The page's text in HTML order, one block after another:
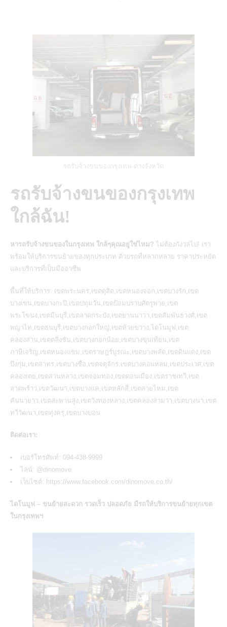
รถรับจ้างขนของกรุงเทพ-ต่างจังหวัด
รถรับจ้างขนของกรุงเทพ
ใกล้ฉัน!
หารถรับจ้างขนของในกรุงเทพ ใกล้ๆคุณอยู่ใช่ไหม? ไม่ต้องกังวลไป! เรา
พร้อมให้บริการขนย้ายของทุกประเภท ด้วยรถที่หลากหลาย ราคาประหยัด
และบริการที่เป็นมืออาชีพ
พื้นที่ให้บริการ: เขตพระนคร,เขตดุสิต,เขตหนองจอก,เขตบางรัก,เขต
บางเขน,เขตบางกะปิ,เขตปทุมวัน,เขตป้อมปราบศัตรูพ่าย,เขต
พระโขนง,เขตมีนบุรี,เขตลาดกระบัง,เขตยานนาวา,เขตสัมพันธวงศ์,เขต
พญาไท,เขตธนบุรี,เขตบางกอกใหญ่,เขตห้วยขวาง,ไดโนมูฟ,เขต
คลองสาน,เขตตลิ่งชัน,เขตบางกอกน้อย,เขตบางขุนเทียน,เขต
ภาษีเจริญ,เขตหนองแขม,เขตราษฎร์บูรณะ,เขตบางพลัด,เขตดินแดง,เขต
บึงกุ่ม,เขตสาทร,เขตบางซื่อ,เขตจตุจักร,เขตบางคอแหลม,เขตประเวศ,เขต
คลองเตย,เขตสวนหลวง,เขตจอมทอง,เขตดอนเมือง,เขตราชเทวี,เขต
ลาดพร้าว,เขตวัฒนา,เขตบางแค,เขตหลักสี่,เขตสายไหม,เขต
คันนายาว,เขตสะพานสูง,เขตวังทองหลาง,เขตคลองสามวา,เขตบางนา,เขต
ทวีวัฒนา,เขตทุ่งครุ,เขตบางบอน
ติดต่อเรา:
เบอร์โทรศัพท์: 094-438-9999
ไลน์: @dinomove
เว็บไซต์: https://www.facebook.com/dinomove.co.th/
ไดโนมูฟ – ขนย้ายสะดวก รวดเร็ว ปลอดภัย มีรถให้บริการขนย้ายทุกเขต
ในกรุงเทพฯ